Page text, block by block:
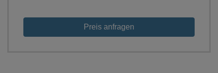
Preis anfragen